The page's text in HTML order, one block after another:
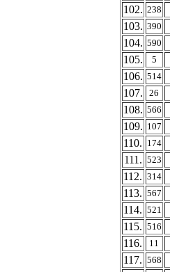
102. 238
103. 390
104. 590
105.
5
106. 514
107.
26
108. 566
109. 107
110. 174
111. 523
112. 314
113. 567
114. 521
115. 516
116.
11
117. 568